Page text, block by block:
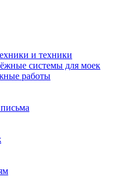
и техники
системы для моек
работы